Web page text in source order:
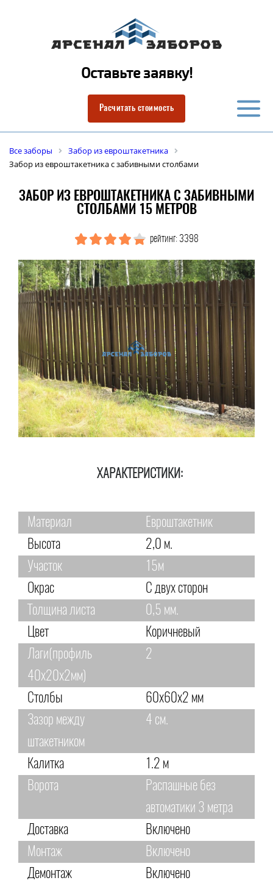
Оставьте заявку!
Расчитать стоимость
Все заборы
Забор из евроштакетника
Забор из евроштакетника с забивными столбами
ЗАБОР ИЗ ЕВРОШТАКЕТНИКА С ЗАБИВНЫМИ
СТОЛБАМИ 15 МЕТРОВ
рейтинг: 3398
ХАРАКТЕРИСТИКИ:
Материал
Евроштакетник
Высота
2,0 м.
Участок
15м
Окрас
С двух сторон
Толщина листа
0,5 мм.
Цвет
Коричневый
Лаги(профиль
40х20х2мм)
2
Столбы
60х60х2 мм
Зазор между
штакетником
4 см.
Калитка
1.2 м
Ворота
Распашные без
автоматики 3 метра
Доставка
Включено
Монтаж
Включено
Демонтаж
Включено